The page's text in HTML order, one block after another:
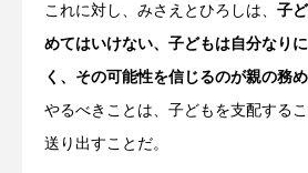
これに対し、みさえとひろしは、 子
めてはいけない、子どもは自分なり
く、その可能性を信じるのが親の務め
やるべきことは、子どもを支配する
送り出すことだ。